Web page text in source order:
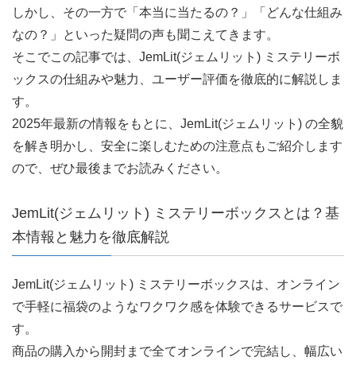
しかし、その一方で「本当に当たるの？」「どんな仕組み
なの？」といった疑問の声も聞こえてきます。
そこでこの記事では、JemLit(ジェムリット) ミステリーボ
ックスの仕組みや魅力、ユーザー評価を徹底的に解説しま
す。
2025年最新の情報をもとに、JemLit(ジェムリット) の全貌
を解き明かし、安全に楽しむための注意点もご紹介します
ので、ぜひ最後までお読みください。
JemLit(ジェムリット) ミステリーボックスとは？基
本情報と魅力を徹底解説
JemLit(ジェムリット) ミステリーボックスは、オンライン
で手軽に福袋のようなワクワク感を体験できるサービスで
す。
商品の購入から開封まで全てオンラインで完結し、幅広い